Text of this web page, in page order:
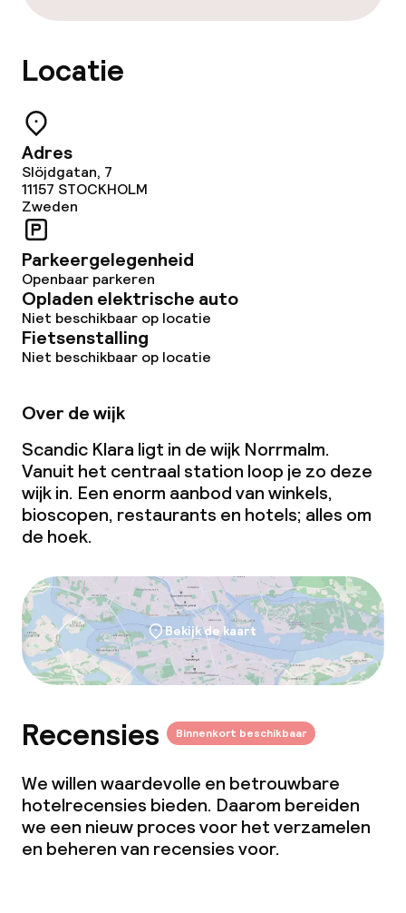
Uitsluitend volwassenen
Locatie
Adres
Slöjdgatan, 7
11157 STOCKHOLM
Zweden
Parkeergelegenheid
Openbaar parkeren
Opladen elektrische auto
Niet beschikbaar op locatie
Fietsenstalling
Niet beschikbaar op locatie
Over de wijk
Scandic Klara ligt in de wijk Norrmalm.
Vanuit het centraal station loop je zo deze
wijk in. Een enorm aanbod van winkels,
bioscopen, restaurants en hotels; alles om
de hoek.
Bekijk de kaart
Recensies Binnenkort beschikbaar
We willen waardevolle en betrouwbare
hotelrecensies bieden. Daarom bereiden
we een nieuw proces voor het verzamelen
en beheren van recensies voor.